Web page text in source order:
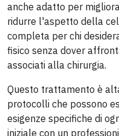
anche adatto per
ridurre l'aspetto della
completa per chi
fisico senza dover
associati alla chirurgia.
Questo trattamento è
protocolli che possono
esigenze specifiche di
iniziale con un